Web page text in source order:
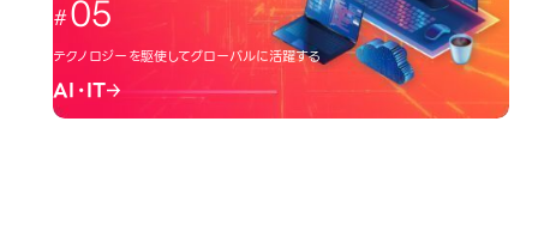
05
テクノロジーを駆使してグローバルに活躍する
AI・IT